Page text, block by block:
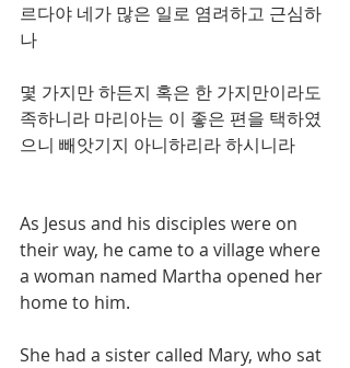
르다야 네가 많은 일로 염려하고 근심하
나
몇 가지만 하든지 혹은 한 가지만이라도
족하니라 마리아는 이 좋은 편을 택하였
으니 빼앗기지 아니하리라 하시니라
As Jesus and his disciples were on
their way, he came to a village where
a woman named Martha opened her
home to him.
She had a sister called Mary, who sat